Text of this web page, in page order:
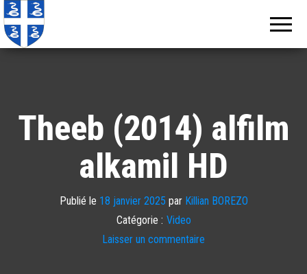
Theeb (2014) alfilm
alkamil HD
Publié le 18 janvier 2025 par Killian BOREZO
Catégorie : Video
Laisser un commentaire